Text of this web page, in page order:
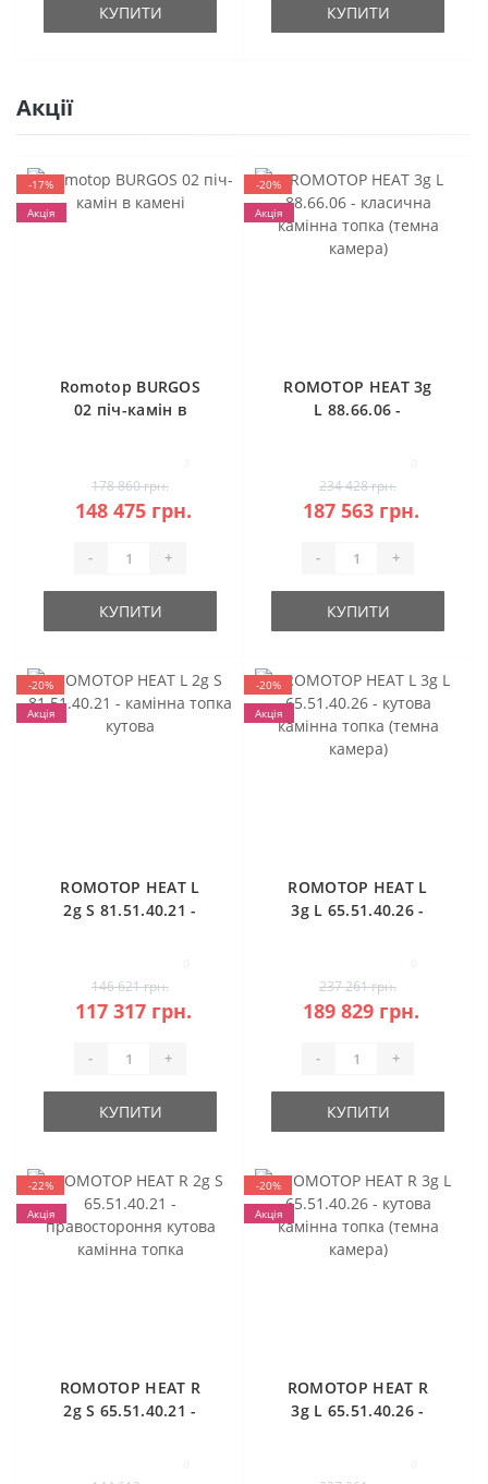
КУПИТИ КУПИТИ
Акції
-17%
Акція
Romotop BURGOS
02 піч-камін в
178 860 грн.
148 475 грн.
- +
КУПИТИ
-20%
Акція
ROMOTOP HEAT 3g
L 88.66.06 -
камера)
234 428 грн.
187 563 грн.
- +
КУПИТИ
-20%
Акція
ROMOTOP HEAT L
2g S 81.51.40.21 -
146 621 грн.
117 317 грн.
- +
КУПИТИ
-20%
Акція
ROMOTOP HEAT L
3g L 65.51.40.26 -
камера)
237 261 грн.
189 829 грн.
- +
КУПИТИ
-22%
Акція
ROMOTOP HEAT R
2g S 65.51.40.21 -
топка
-20%
Акція
ROMOTOP HEAT R
3g L 65.51.40.26 -
камера)